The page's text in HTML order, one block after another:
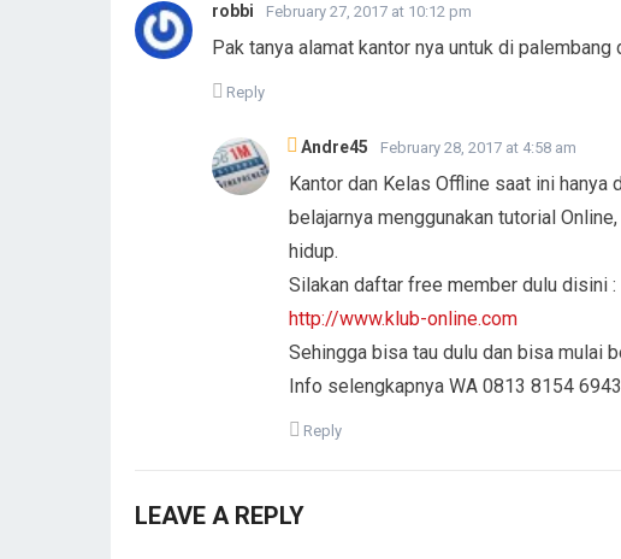
robbi February 27, 2017 at 10:12 pm
Pak tanya alamat kantor nya untuk di palembang
Reply
Andre45 February 28, 2017 at 4:58 am
Kantor dan Kelas Offline saat ini hanya
belajarnya menggunakan tutorial
hidup.
Silakan daftar free member dulu disini :
http://www.klub-online.com
Sehingga bisa tau dulu dan bisa mulai
Info selengkapnya WA 0813 8154 6943
Reply
LEAVE A REPLY